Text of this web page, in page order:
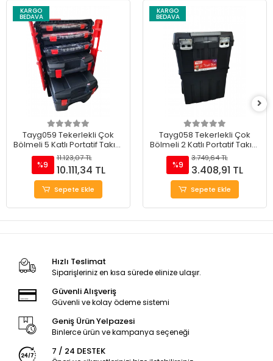
KARGO
BEDAVA
Tayg059 Tekerlekli Çok
Bölmeli 5 Katlı Portatif Takım
Çantası 20"
%9
11.123,07 TL
10.111,34 TL
Sepete Ekle
KARGO
BEDAVA
Tayg058 Tekerlekli Çok
Bölmeli 2 Katlı Portatif Takım
Çantası 18.5"
%9
3.749,64 TL
3.408,91 TL
Sepete Ekle
Hızlı Teslimat
Siparişleriniz en kısa sürede elinize ulaşır.
Güvenli Alışveriş
Güvenli ve kolay ödeme sistemi
Geniş Ürün Yelpazesi
Binlerce ürün ve kampanya seçeneği
7 / 24 DESTEK